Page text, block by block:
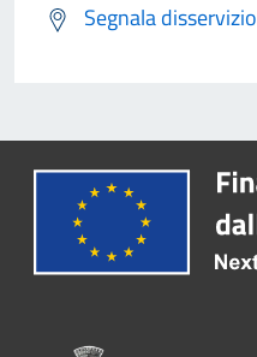
Segnala disservizio